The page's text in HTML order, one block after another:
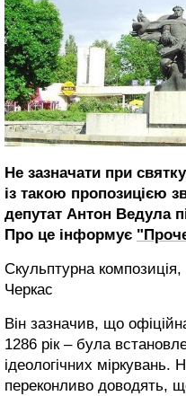
Не зазначати при
із такою пропозицією
депутат Антон Ведула
Про це інформує
Скульптурна
Черкас
Він зазначив, що
1286 рік – була
ідеологічних міркувань.
переконливо доводять,